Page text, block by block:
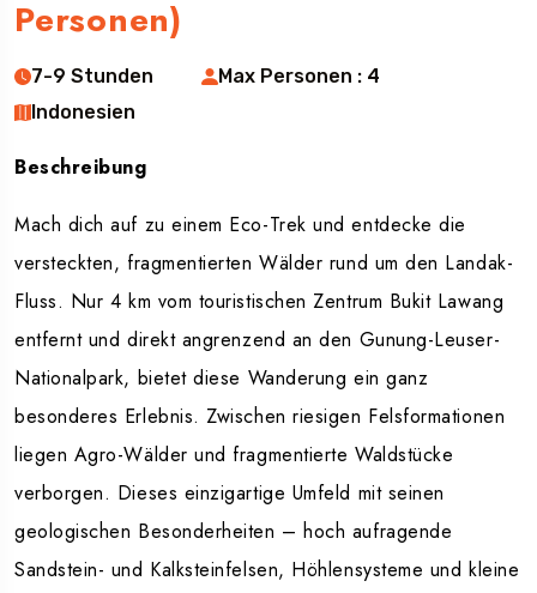
Personen)
7-9 Stunden
Max Personen : 4
Indonesien
Beschreibung
Mach dich auf zu einem Eco-Trek und entdecke die
versteckten, fragmentierten Wälder rund um den Landak-
Fluss. Nur 4 km vom touristischen Zentrum Bukit Lawang
entfernt und direkt angrenzend an den Gunung-Leuser-
Nationalpark, bietet diese Wanderung ein ganz
besonderes Erlebnis. Zwischen riesigen Felsformationen
liegen Agro-Wälder und fragmentierte Waldstücke
verborgen. Dieses einzigartige Umfeld mit seinen
geologischen Besonderheiten – hoch aufragende
Sandstein- und Kalksteinfelsen, Höhlensysteme und kleine